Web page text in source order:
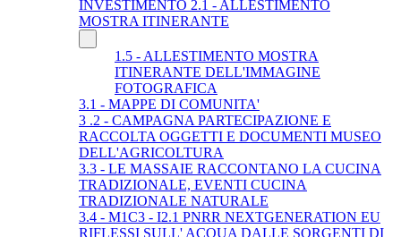
INVESTIMENTO 2.1 - ALLESTIMENTO
MOSTRA ITINERANTE
1.5 - ALLESTIMENTO MOSTRA
ITINERANTE DELL'IMMAGINE
FOTOGRAFICA
3.1 - MAPPE DI COMUNITA'
3 .2 - CAMPAGNA PARTECIPAZIONE E
RACCOLTA OGGETTI E DOCUMENTI MUSEO
DELL'AGRICOLTURA
3.3 - LE MASSAIE RACCONTANO LA CUCINA
TRADIZIONALE, EVENTI CUCINA
TRADIZIONALE NATURALE
3.4 - M1C3 - I2.1 PNRR NEXTGENERATION EU
RIFLESSI SULL' ACQUA DALLE SORGENTI DI